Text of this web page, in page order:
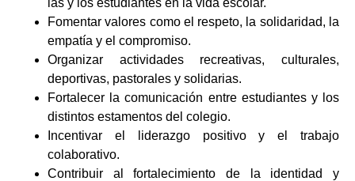
las y los estudiantes en la vida escolar.
Fomentar valores como el respeto, la solidaridad, la
empatía y el compromiso.
Organizar actividades recreativas, culturales,
deportivas, pastorales y solidarias.
Fortalecer la comunicación entre estudiantes y los
distintos estamentos del colegio.
Incentivar el liderazgo positivo y el trabajo
colaborativo.
Contribuir al fortalecimiento de la identidad y